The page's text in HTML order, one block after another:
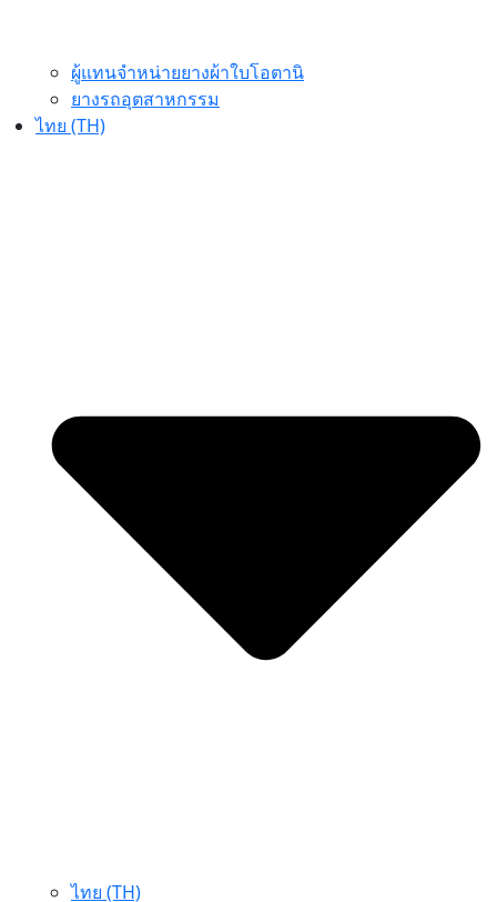
ผู้แทนจำหน่ายยางผ้าใบโอตานิ
ยางรถอุตสาหกรรม
ไทย (TH)
ไทย (TH)